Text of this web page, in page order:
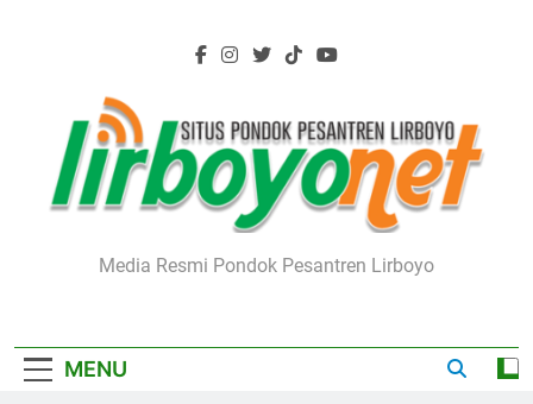
Lirboyo.net
Media Resmi Pondok Pesantren Lirboyo
MENU